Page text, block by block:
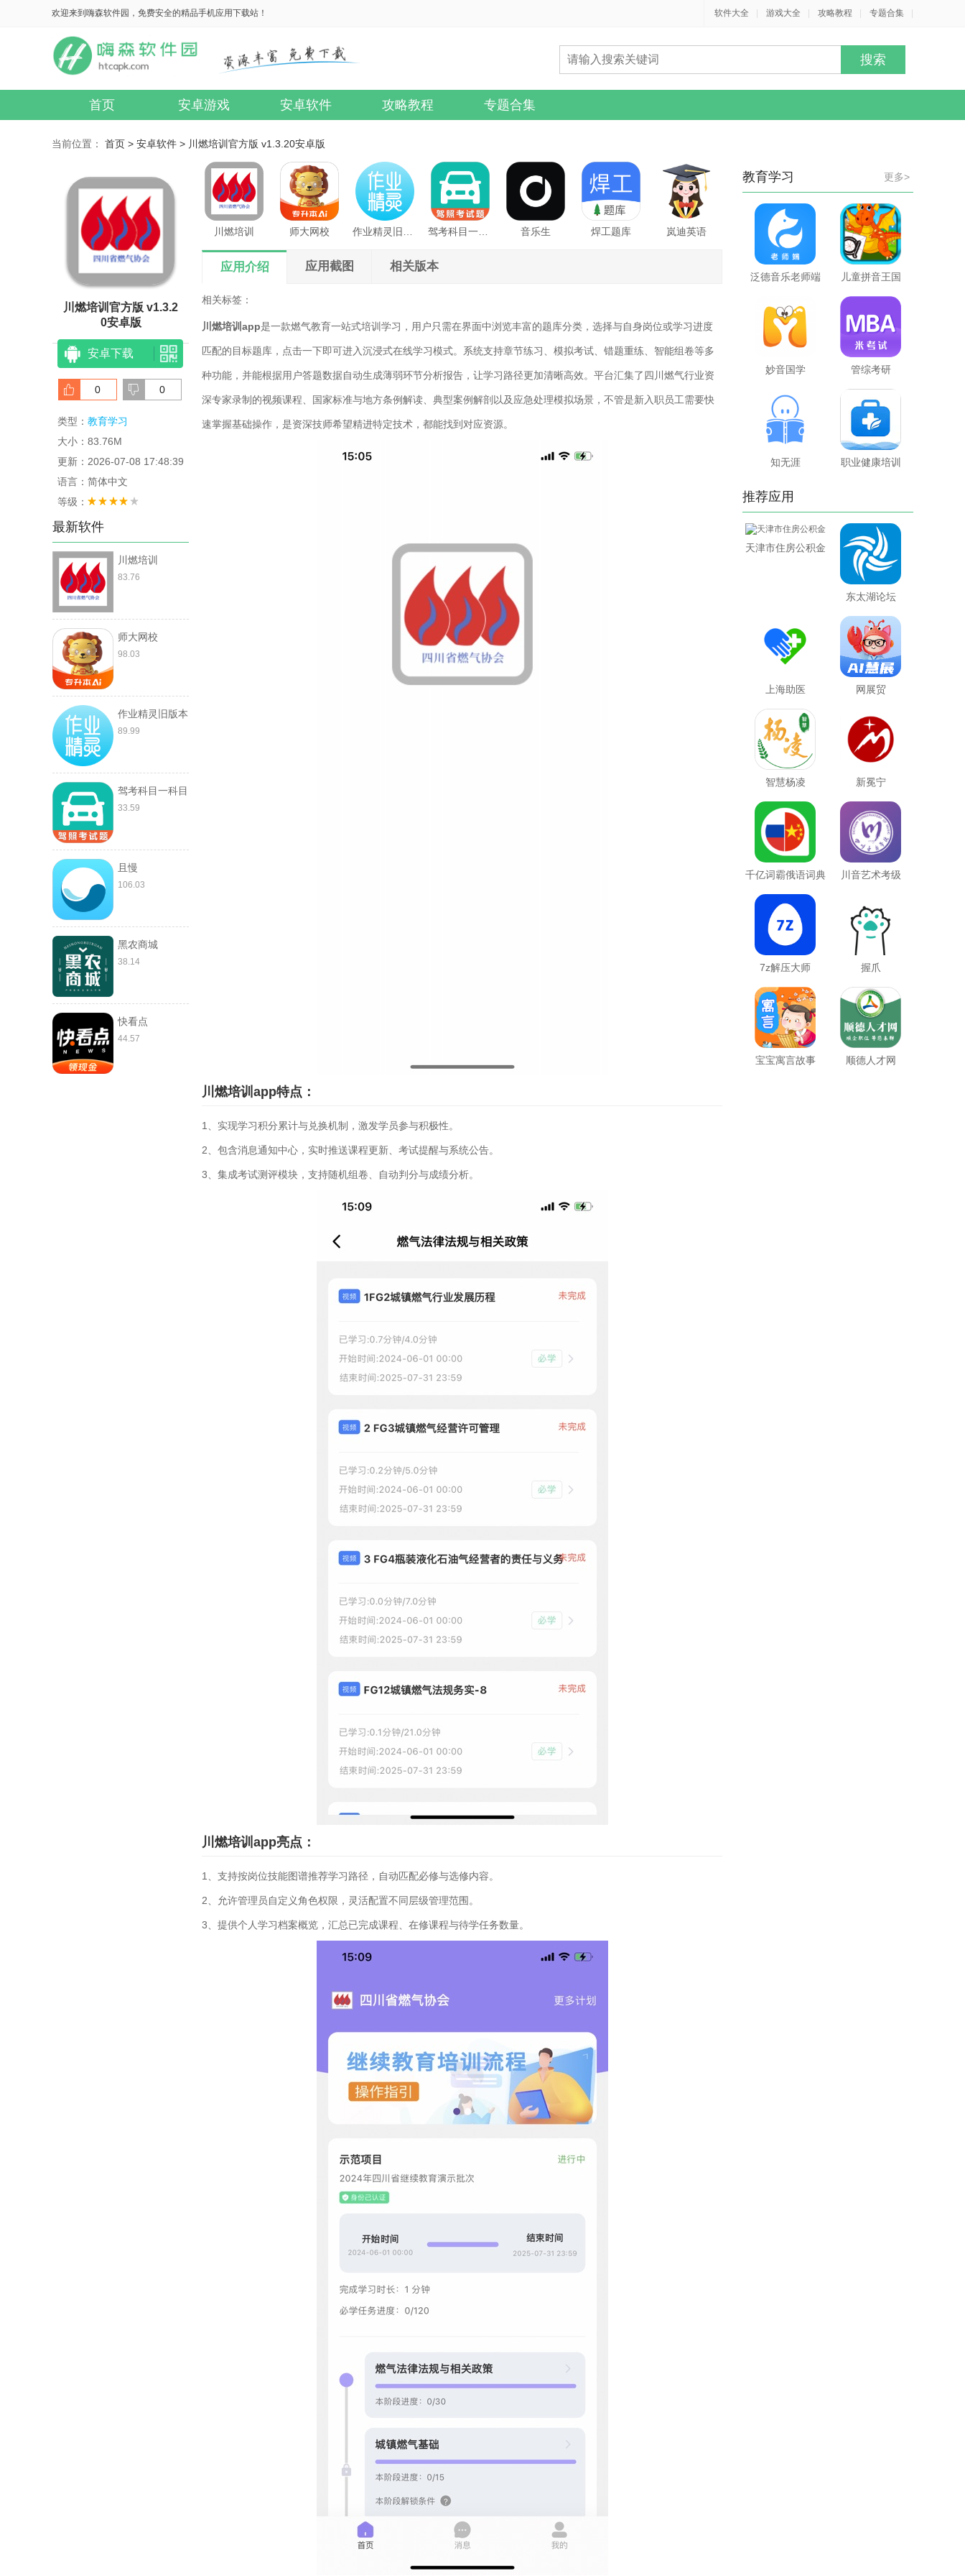
欢迎来到嗨森软件园，免费安全的精品手机应用下载站！ 软件大全 游戏大全 攻略教程 专题合集
首页 安卓游戏 安卓软件 攻略教程 专题合集
当前位置： 首页 > 安卓软件 > 川燃培训官方版 v1.3.20安卓版
川燃培训官方版 v1.3.2
0安卓版
安卓下载
0 0
类型： 教育学习
大小：83.76M
更新：2026-07-08 17:48:39
语言：简体中文
等级：
最新软件
川燃培训
83.76
师大网校
98.03
作业精灵旧版本
89.99
驾考科目一科目
四
33.59
且慢
106.03
黑农商城
38.14
快看点
44.57
川燃培训 师大网校 音乐生 焊工题库 岚迪英语
应用介绍 应用截图 相关版本
相关标签：
川燃培训app是一款燃气教育一站式培训学习，用户只需在界面中浏览丰富的题库分类，选择与自身岗位或学习进度
匹配的目标题库，点击一下即可进入沉浸式在线学习模式。系统支持章节练习、模拟考试、错题重练、智能组卷等多
种功能，并能根据用户答题数据自动生成薄弱环节分析报告，让学习路径更加清晰高效。平台汇集了四川燃气行业资
深专家录制的视频课程、国家标准与地方条例解读、典型案例解剖以及应急处理模拟场景，不管是新入职员工需要快
速掌握基础操作，是资深技师希望精进特定技术，都能找到对应资源。
川燃培训app特点：
1、实现学习积分累计与兑换机制，激发学员参与积极性。
2、包含消息通知中心，实时推送课程更新、考试提醒与系统公告。
3、集成考试测评模块，支持随机组卷、自动判分与成绩分析。
川燃培训app亮点：
1、支持按岗位技能图谱推荐学习路径，自动匹配必修与选修内容。
2、允许管理员自定义角色权限，灵活配置不同层级管理范围。
3、提供个人学习档案概览，汇总已完成课程、在修课程与待学任务数量。
更多>
教育学习
泛德音乐老师端 儿童拼音王国
妙音国学 管综考研
知无涯 职业健康培训
推荐应用
天津市住房公积金
东太湖论坛
上海助医 网展贸
智慧杨凌 新冕宁
千亿词霸俄语词典 川音艺术考级
7z解压大师 握爪
宝宝寓言故事 顺德人才网